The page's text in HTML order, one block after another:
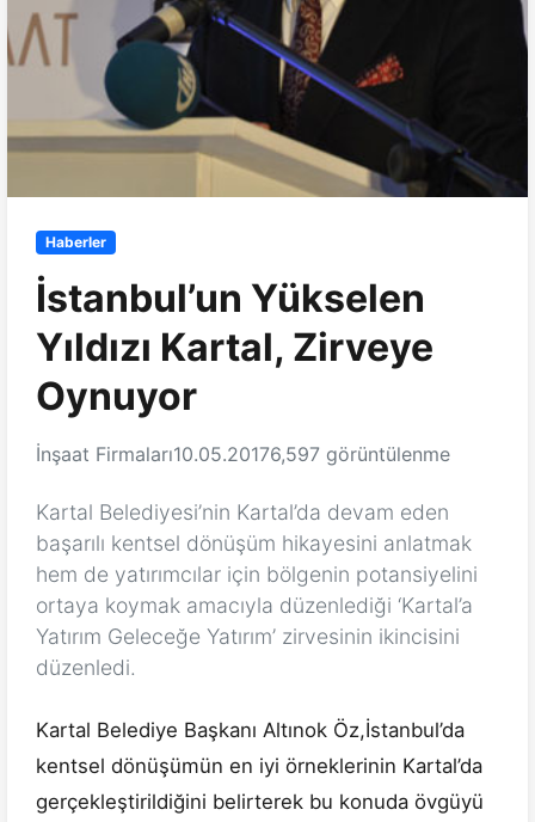
Haberler
İstanbul’un Yükselen
Yıldızı Kartal, Zirveye
Oynuyor
İnşaat Firmaları10.05.20176,597 görüntülenme
Kartal Belediyesi’nin Kartal’da devam eden
başarılı kentsel dönüşüm hikayesini anlatmak
hem de yatırımcılar için bölgenin potansiyelini
ortaya koymak amacıyla düzenlediği ‘Kartal’a
Yatırım Geleceğe Yatırım’ zirvesinin ikincisini
düzenledi.
Kartal Belediye Başkanı Altınok Öz,İstanbul’da
kentsel dönüşümün en iyi örneklerinin Kartal’da
gerçekleştirildiğini belirterek bu konuda övgüyü